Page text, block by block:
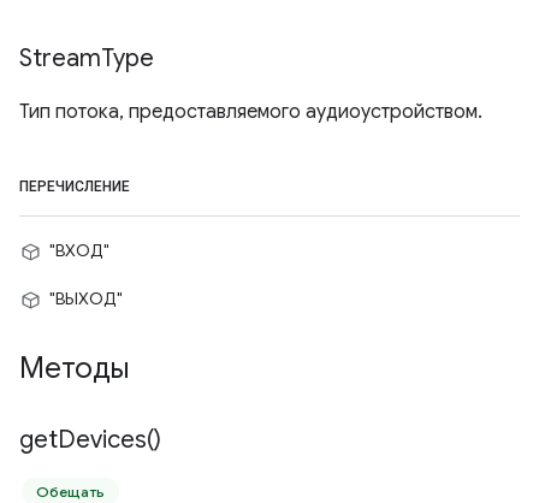
StreamType
Тип потока, предоставляемого аудиоустройством.
ПЕРЕЧИСЛЕНИЕ
"ВХОД"
"ВЫХОД"
Методы
getDevices()
Обещать